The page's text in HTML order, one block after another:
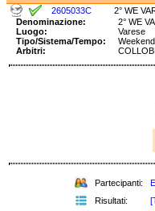
2605033C
2° WE
Denominazione:
2° WE
Luogo:
Tipo/Sistema/Tempo:
Arbitri:
Partecipanti:
Risultati: